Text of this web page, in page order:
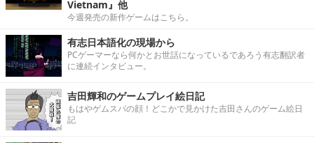
Vietnam』他
今週発売の新作ゲームはこちら。
有志日本語化の現場から
PCゲーマーなら何かとお世話になっているであろう有志翻訳者
に連続インタビュー。
吉田輝和のゲームプレイ絵日記
もはやゲムスパの顔！どこかで見かけた吉田さんのゲーム絵日
記